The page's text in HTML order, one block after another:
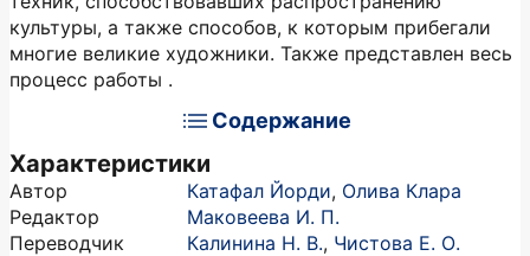
культуры, а также способов, к которым прибегали
многие великие художники. Также представлен весь
процесс работы .
Содержание
Характеристики
Автор Катафал Йорди, Олива Клара
Редактор
Маковеева И. П.
Переводчик
Калинина Н. В., Чистова Е. О.